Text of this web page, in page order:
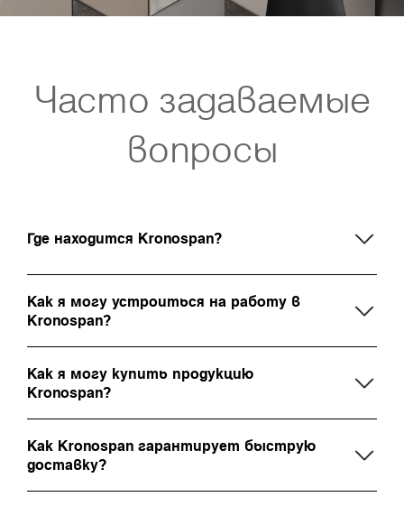
Часто задаваемые
вопросы
Где находится Kronospan?
Как я могу устроиться на работу в
Kronospan?
Как я могу купить продукцию
Kronospan?
Как Kronospan гарантирует быструю
доставку?